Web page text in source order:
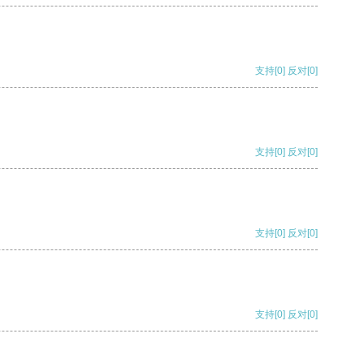
支持[0] 反对[0]
支持[0] 反对[0]
支持[0] 反对[0]
支持[0] 反对[0]